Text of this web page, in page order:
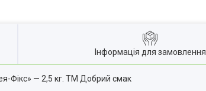
Інформація для замовлення
Фікс» — 2,5 кг. ТМ Добрий смак